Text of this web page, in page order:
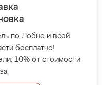
по Лобне и всей
бесплатно!
10% от стоимости